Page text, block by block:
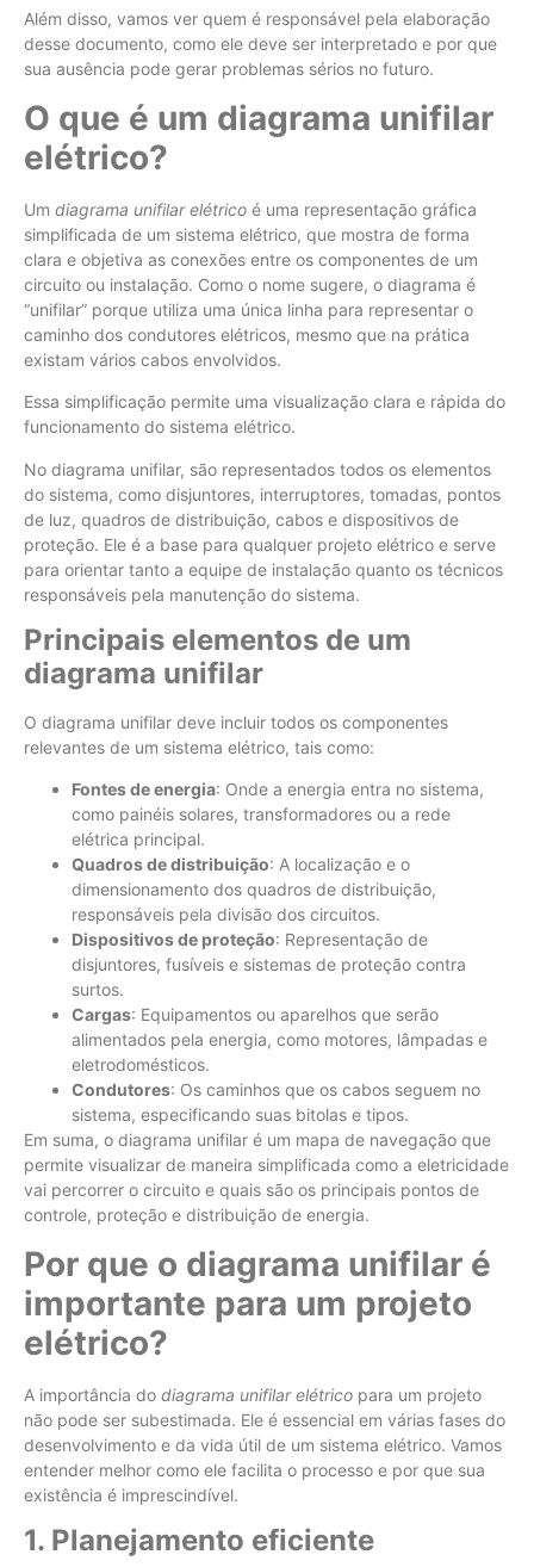
Além disso, vamos ver quem é responsável pela elaboração
desse documento, como ele deve ser interpretado e por que
sua ausência pode gerar problemas sérios no futuro.
O que é um diagrama unifilar
elétrico?
Um diagrama unifilar elétrico é uma representação gráfica
simplificada de um sistema elétrico, que mostra de forma
clara e objetiva as conexões entre os componentes de um
circuito ou instalação. Como o nome sugere, o diagrama é
“unifilar” porque utiliza uma única linha para representar o
caminho dos condutores elétricos, mesmo que na prática
existam vários cabos envolvidos.
Essa simplificação permite uma visualização clara e rápida do
funcionamento do sistema elétrico.
No diagrama unifilar, são representados todos os elementos
do sistema, como disjuntores, interruptores, tomadas, pontos
de luz, quadros de distribuição, cabos e dispositivos de
proteção. Ele é a base para qualquer projeto elétrico e serve
para orientar tanto a equipe de instalação quanto os técnicos
responsáveis pela manutenção do sistema.
Principais elementos de um
diagrama unifilar
O diagrama unifilar deve incluir todos os componentes
relevantes de um sistema elétrico, tais como:
Fontes de energia: Onde a energia entra no sistema,
como painéis solares, transformadores ou a rede
elétrica principal.
Quadros de distribuição: A localização e o
dimensionamento dos quadros de distribuição,
responsáveis pela divisão dos circuitos.
Dispositivos de proteção: Representação de
disjuntores, fusíveis e sistemas de proteção contra
surtos.
Cargas: Equipamentos ou aparelhos que serão
alimentados pela energia, como motores, lâmpadas e
eletrodomésticos.
Condutores: Os caminhos que os cabos seguem no
sistema, especificando suas bitolas e tipos.
Em suma, o diagrama unifilar é um mapa de navegação que
permite visualizar de maneira simplificada como a eletricidade
vai percorrer o circuito e quais são os principais pontos de
controle, proteção e distribuição de energia.
Por que o diagrama unifilar é
importante para um projeto
elétrico?
A importância do diagrama unifilar elétrico para um projeto
não pode ser subestimada. Ele é essencial em várias fases do
desenvolvimento e da vida útil de um sistema elétrico. Vamos
entender melhor como ele facilita o processo e por que sua
existência é imprescindível.
1. Planejamento eficiente